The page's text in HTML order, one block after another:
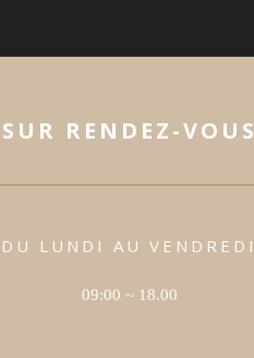
SUR RENDEZ-VOUS
DU LUNDI AU VENDREDI
09:00 ~ 18.00